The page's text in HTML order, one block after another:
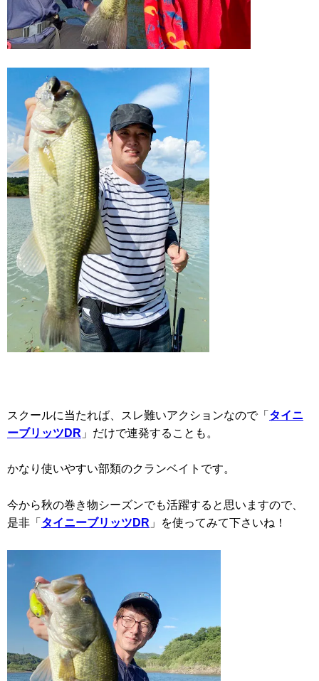
スクールに当たれば、スレ難いアクションなので「 タイニ
ーブリッツDR 」だけで連発することも。
かなり使いやすい部類のクランベイトです。
今から秋の巻き物シーズンでも活躍すると思いますので、
是非「 タイニーブリッツDR 」を使ってみて下さいね！